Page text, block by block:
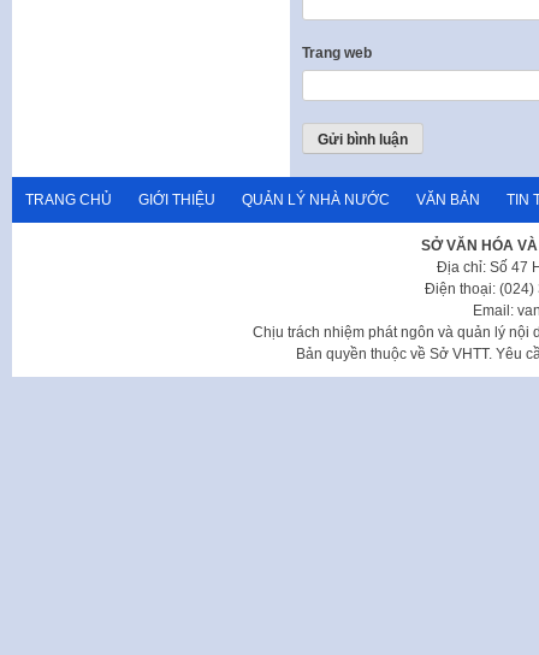
Trang web
TRANG CHỦ GIỚI THIỆU QUẢN LÝ NHÀ NƯỚC VĂN BẢN TIN
SỞ VĂN HÓA
Địa chỉ: Số 47
Điện thoại: (024)
Email:
Chịu trách nhiệm phát ngôn và quản lý nội
Bản quyền thuộc về Sở VHTT. Yêu